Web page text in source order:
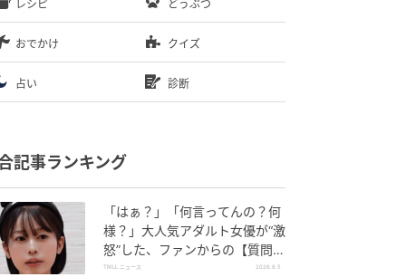
レシピ どうぶつ
おでかけ クイズ
占い 診断
記事ランキング
「はぁ？」「何言ってんの？何
様？」大人気アダルト女優が“激
怒”した、ファンからの【質問】
とは
TRILL ニュース 2026.8.5